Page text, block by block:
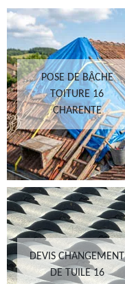
POSE DE BÂCHE
TOITURE 16
CHARENTE
DEVIS CHANGEMENT
DE TUILE 16